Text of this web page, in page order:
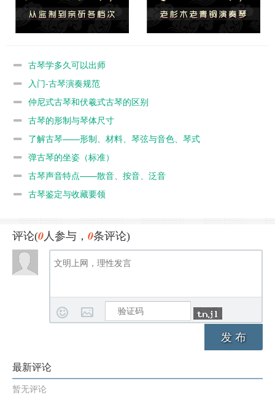
古琴学多久可以出师
入门-古琴演奏规范
仲尼式古琴和伏羲式古琴的区别
古琴的形制与琴体尺寸
了解古琴——形制、材料、琴弦与音色、琴式
弹古琴的坐姿（标准）
古琴声音特点——散音、按音、泛音
古琴鉴定与收藏要领
评论(0人参与， 0条评论)
发 布
最新评论
暂无评论